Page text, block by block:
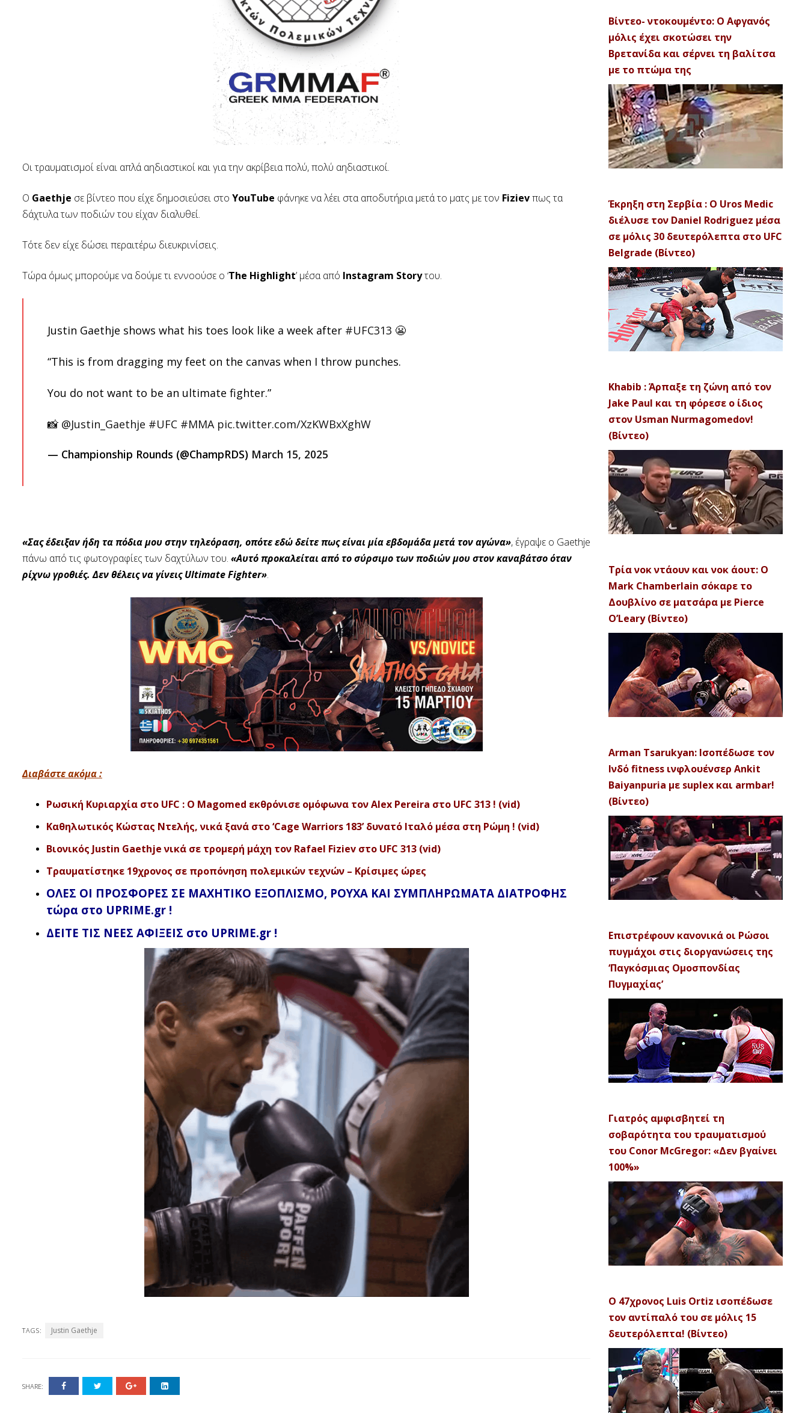
Οι τραυματισμοί είναι απλά αηδιαστικοί και για την ακρίβεια πολύ, πολύ αηδιαστικοί.
Ο Gaethje σε βίντεο που είχε δημοσιεύσει στο YouTube φάνηκε να λέει στα αποδυτήρια μετά το ματς με τον Fizievπως τα
δάχτυλα των ποδιών του είχαν διαλυθεί.
Τότε δεν είχε δώσει περαιτέρω διευκρινίσεις.
Τώρα όμως μπορούμε να δούμε τι εννοούσε ο ‘The Highlight’ μέσα από Instagram Storyτου.
Justin Gaethje shows what his toes look like a week after #UFC313 😬
“This is from dragging my feet on the canvas when I throw punches.
You do not want to be an ultimate fighter.”
📸 @Justin_Gaethje #UFC #MMA pic.twitter.com/XzKWBxXghW
— Championship Rounds (@ChampRDS) March 15, 2025
«Σας έδειξαν ήδη τα πόδια μου στην τηλεόραση, οπότε εδώ δείτε πως είναι μία εβδομάδα μετά τον αγώνα», έγραψε ο Gaethje
πάνω από τις φωτογραφίες των δαχτύλων του. «Αυτό προκαλείται από το σύρσιμο των ποδιών μου στον καναβάτσο όταν
ρίχνω γροθιές.Δεν θέλεις να γίνεις Ultimate Fighter».
Διαβάστε ακόμα :
Ρωσική Κυριαρχία στο UFC : O Magomed εκθρόνισε ομόφωνα τον Alex Pereira στο UFC 313 ! (vid)
Καθηλωτικός Κώστας Ντελής, νικά ξανά στο ‘Cage Warriors 183’ δυνατό Ιταλό μέσα στη Ρώμη ! (vid)
Βιονικός Justin Gaethje νικά σε τρομερή μάχη τον Rafael Fiziev στο UFC 313 (vid)
Τραυματίστηκε 19χρονος σε προπόνηση πολεμικών τεχνών – Κρίσιμες ώρες
ΟΛΕΣ ΟΙ ΠΡΟΣΦΟΡΕΣ ΣΕ ΜΑΧΗΤΙΚΟ ΕΞΟΠΛΙΣΜΟ, ΡΟΥΧΑ ΚΑΙ ΣΥΜΠΛΗΡΩΜΑΤΑ ΔΙΑΤΡΟΦΗΣ
τώρα στο UPRIME.gr !
ΔΕΙΤΕ ΤΙΣ ΝΕΕΣ ΑΦΙΞΕΙΣ στο UPRIME.gr !
TAGS: Justin Gaethje
SHARE:
Βίντεο- ντοκουμέντο: Ο Αφγανός
μόλις έχει σκοτώσει την
Βρετανίδα και σέρνει τη βαλίτσα
με το πτώμα της
Έκρηξη στη Σερβία : Ο Uros Medic
διέλυσε τον Daniel Rodriguez μέσα
σε μόλις 30 δευτερόλεπτα στο UFC
Belgrade (Βίντεο)
Khabib : Άρπαξε τη ζώνη από τον
Jake Paul και τη φόρεσε ο ίδιος
στον Usman Nurmagomedov!
(Βίντεο)
Τρία νοκ ντάουν και νοκ άουτ: Ο
Mark Chamberlain σόκαρε το
Δουβλίνο σε ματσάρα με Pierce
O’Leary (Βίντεο)
Arman Tsarukyan: Ισοπέδωσε τον
Ινδό fitness ινφλουένσερ Ankit
Baiyanpuria με suplex και armbar!
(Βίντεο)
Επιστρέφουν κανονικά οι Ρώσοι
πυγμάχοι στις διοργανώσεις της
‘Παγκόσμιας Ομοσπονδίας
Πυγμαχίας’
Γιατρός αμφισβητεί τη
σοβαρότητα του τραυματισμού
του Conor McGregor: «Δεν βγαίνει
100%»
Ο 47χρονος Luis Ortiz ισοπέδωσε
τον αντίπαλό του σε μόλις 15
δευτερόλεπτα! (Βίντεο)